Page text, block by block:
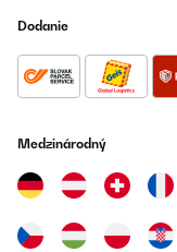
Dodanie
Medzinárodný